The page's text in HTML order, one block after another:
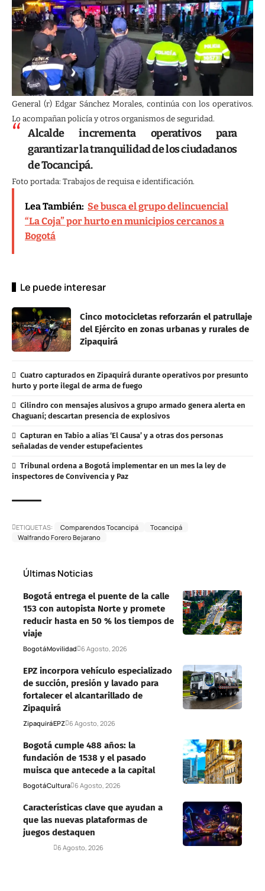
General (r) Edgar Sánchez Morales, continúa con los operativos.
Lo acompañan policía y otros organismos de seguridad.
Alcalde incrementa operativos para
garantizar la tranquilidad de los ciudadanos
de Tocancipá.
Foto portada: Trabajos de requisa e identificación.
Lea También: Se busca el grupo delincuencial
“La Coja” por hurto en municipios cercanos a
Bogotá
Le puede interesar
Cinco motocicletas reforzarán el patrullaje
del Ejército en zonas urbanas y rurales de
Zipaquirá
Cuatro capturados en Zipaquirá durante operativos por presunto
hurto y porte ilegal de arma de fuego
Cilindro con mensajes alusivos a grupo armado genera alerta en
Chaguaní; descartan presencia de explosivos
Capturan en Tabio a alias ‘El Causa’ y a otras dos personas
señaladas de vender estupefacientes
Tribunal ordena a Bogotá implementar en un mes la ley de
inspectores de Convivencia y Paz
ETIQUETAS: Comparendos Tocancipá
Tocancipá
Walfrando Forero Bejarano
Últimas Noticias
Bogotá entrega el puente de la calle
153 con autopista Norte y promete
reducir hasta en 50 % los tiempos de
viaje
BogotáMovilidad 6 Agosto, 2026
EPZ incorpora vehículo especializado
de succión, presión y lavado para
fortalecer el alcantarillado de
Zipaquirá
ZipaquiráEPZ 6 Agosto, 2026
Bogotá cumple 488 años: la
fundación de 1538 y el pasado
muisca que antecede a la capital
BogotáCultura 6 Agosto, 2026
Características clave que ayudan a
que las nuevas plataformas de
juegos destaquen
6 Agosto, 2026